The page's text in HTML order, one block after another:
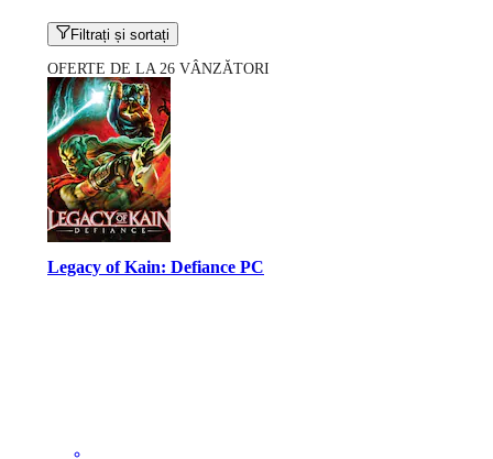
Filtrați și sortați
OFERTE DE LA 26 VÂNZĂTORI
Legacy of Kain: Defiance PC